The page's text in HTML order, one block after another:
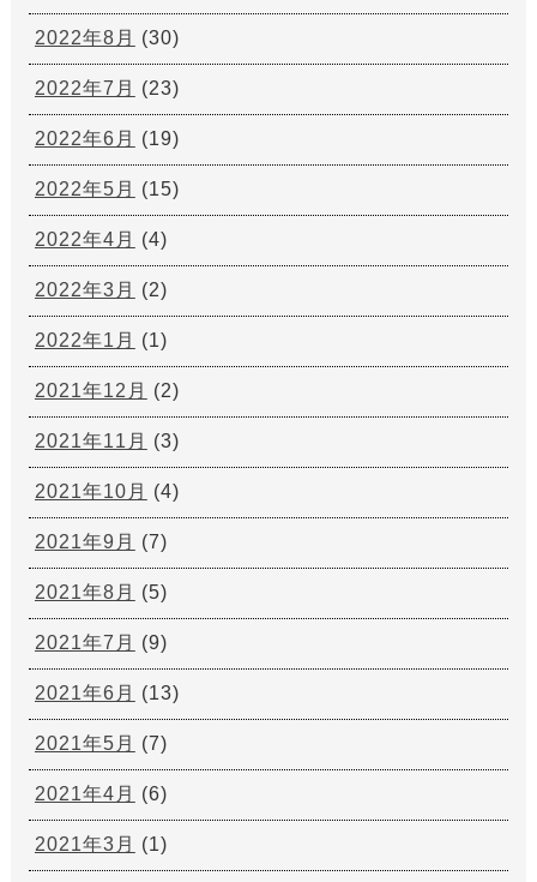
2022年8月 (30)
2022年7月 (23)
2022年6月 (19)
2022年5月 (15)
2022年4月 (4)
2022年3月 (2)
2022年1月 (1)
2021年12月 (2)
2021年11月 (3)
2021年10月 (4)
2021年9月 (7)
2021年8月 (5)
2021年7月 (9)
2021年6月 (13)
2021年5月 (7)
2021年4月 (6)
2021年3月 (1)